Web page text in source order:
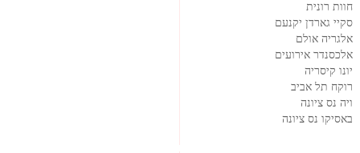
חוות רונית
סקיי גארדן יקנעם
אלגריה אולם
אלכסנדר אירועים
יונו קיסריה
רוקח תל אביב
ויה נס ציונה
באסיקו נס ציונה